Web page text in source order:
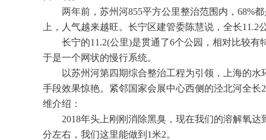
两年前，苏州河855平方公里整治范围内，68%
上，人气越来越旺。长宁区建管委陈慧说，全长
长宁的11.2(公里)是贯通了6个公园，相对比较
于是一个网状的慢行系统。
以苏州河第四期综合整治工程为引领，上海的
手段效果惊艳。紧邻国家会展中心西侧的泾北河全
维介绍：
2018年头上刚刚消除黑臭，现在我们的溶解氧
分左右，我们这里能做到1米2。